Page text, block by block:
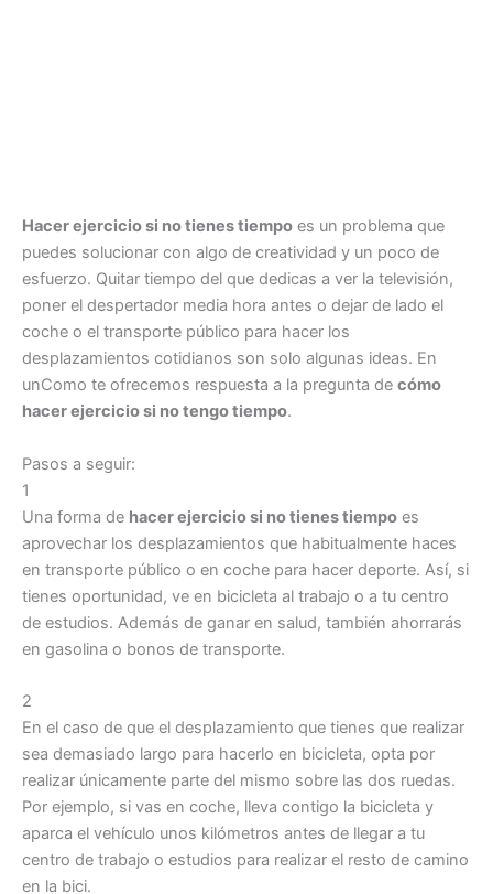
Hacer ejercicio si no tienes tiempo es un problema que
puedes solucionar con algo de creatividad y un poco de
esfuerzo. Quitar tiempo del que dedicas a ver la televisión,
poner el despertador media hora antes o dejar de lado el
coche o el transporte público para hacer los
desplazamientos cotidianos son solo algunas ideas. En
unComo te ofrecemos respuesta a la pregunta de cómo
hacer ejercicio si no tengo tiempo.
Pasos a seguir:
1
Una forma de hacer ejercicio si no tienes tiempo es
aprovechar los desplazamientos que habitualmente haces
en transporte público o en coche para hacer deporte. Así, si
tienes oportunidad, ve en bicicleta al trabajo o a tu centro
de estudios. Además de ganar en salud, también ahorrarás
en gasolina o bonos de transporte.
2
En el caso de que el desplazamiento que tienes que realizar
sea demasiado largo para hacerlo en bicicleta, opta por
realizar únicamente parte del mismo sobre las dos ruedas.
Por ejemplo, si vas en coche, lleva contigo la bicicleta y
aparca el vehículo unos kilómetros antes de llegar a tu
centro de trabajo o estudios para realizar el resto de camino
en la bici.